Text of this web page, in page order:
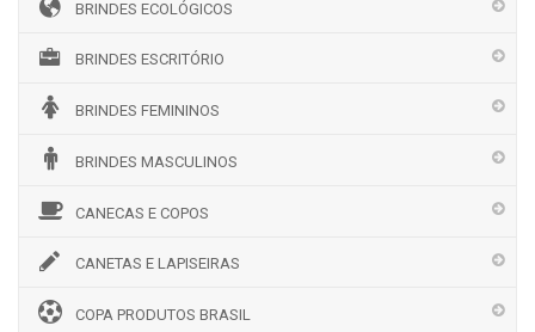
BRINDES ECOLÓGICOS
BRINDES ESCRITÓRIO
BRINDES FEMININOS
BRINDES MASCULINOS
CANECAS E COPOS
CANETAS E LAPISEIRAS
COPA PRODUTOS BRASIL